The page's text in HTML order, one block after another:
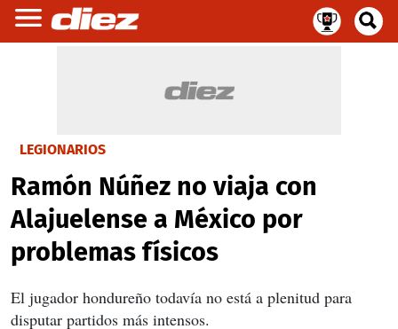
LEGIONARIOS
Ramón Núñez no viaja con
Alajuelense a México por
problemas físicos
El jugador hondureño todavía no está a plenitud para
disputar partidos más intensos.